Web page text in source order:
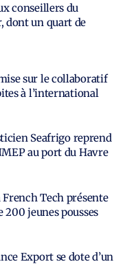
conseillers du
dont un quart de
sur le collaboratif
à l’international
Seafrigo reprend
au port du Havre
French Tech présente
200 jeunes pousses
Export se dote d’un